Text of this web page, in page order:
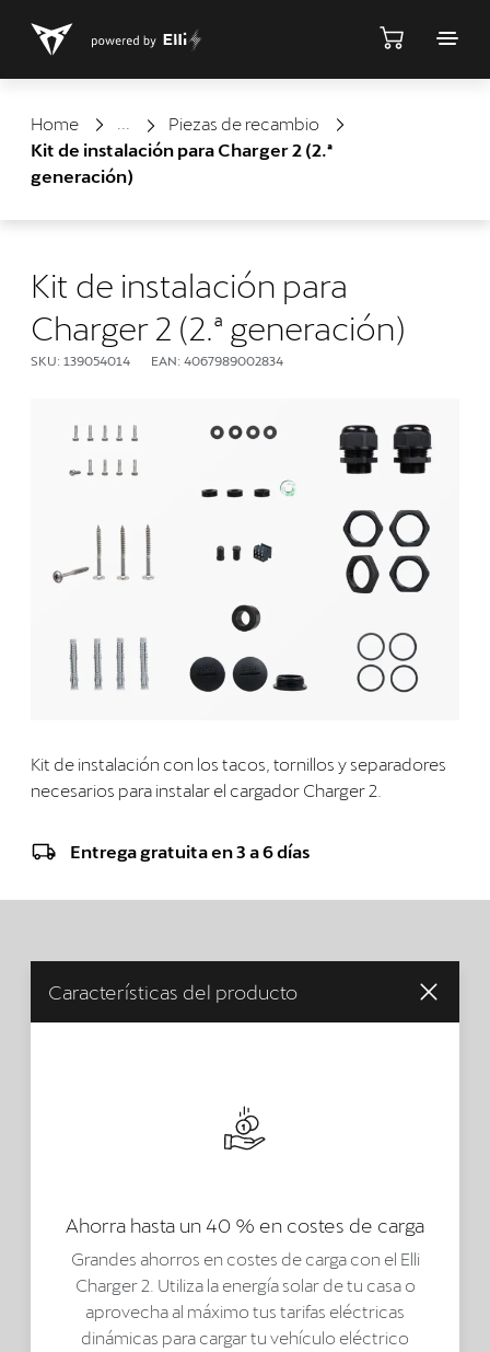
Home TiendaPiezas de recambio
Kit de instalación para Charger 2 (2.ª
generación)
Kit de instalación para
Charger 2 (2.ª generación)
SKU: 139054014 EAN: 4067989002834
Kit de instalación con los tacos, tornillos y separadores
necesarios para instalar el cargador Charger 2.
Entrega gratuita en 3 a 6 días
Características del producto
Ahorra hasta un 40 % en costes de carga
Grandes ahorros en costes de carga con el Elli
Charger 2. Utiliza la energía solar de tu casa o
aprovecha al máximo tus tarifas eléctricas
dinámicas para cargar tu vehículo eléctrico